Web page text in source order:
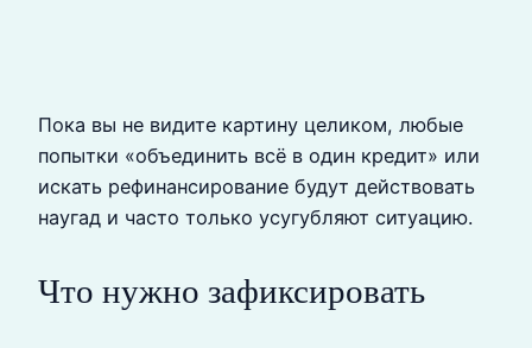
Пока вы не видите картину целиком, любые
попытки «объединить всё в один кредит» или
искать рефинансирование будут действовать
наугад и часто только усугубляют ситуацию.
Что нужно зафиксировать